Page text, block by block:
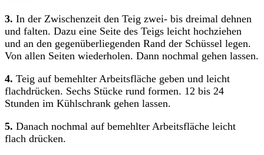
3. In der Zwischenzeit den Teig zwei- bis dreimal dehnen
und falten. Dazu eine Seite des Teigs leicht hochziehen
und an den gegenüberliegenden Rand der Schüssel legen.
Von allen Seiten wiederholen. Dann nochmal gehen lassen.
4. Teig auf bemehlter Arbeitsfläche geben und leicht
flachdrücken. Sechs Stücke rund formen. 12 bis 24
Stunden im Kühlschrank gehen lassen.
5. Danach nochmal auf bemehlter Arbeitsfläche leicht
flach drücken.